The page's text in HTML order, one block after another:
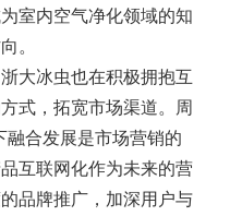
室内空气净化领域的知
。
大冰虫也在积极拥抱互
式，拓宽市场渠道。周
融合发展是市场营销的
互联网化作为未来的营
品牌推广，加深用户与